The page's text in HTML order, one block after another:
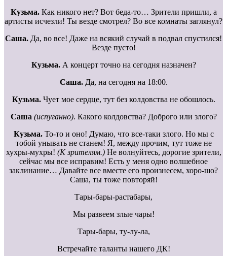
Кузьма. Как никого нет? Вот беда-то… Зрители пришли, а
артисты исчезли! Ты везде смотрел? Во все комнаты заглянул?
Саша. Да, во все! Даже на всякий случай в подвал спустился!
Везде пусто!
Кузьма. А концерт точно на сегодня назначен?
Саша. Да, на сегодня на 18:00.
Кузьма. Чует мое сердце, тут без колдовства не обошлось.
Саша (испуганно). Какого колдовства? Доброго или злого?
Кузьма. То-то и оно! Думаю, что все-таки злого. Но мы с
тобой унывать не станем! Я, между прочим, тут тоже не
хухры-мухры! (К зрителям.)Не волнуйтесь, дорогие зрители,
сейчас мы все исправим! Есть у меня одно волшебное
заклинание… Давайте все вместе его произнесем, хоро-шо?
Саша, ты тоже повторяй!
Тары-бары-растабары,
Мы развеем злые чары!
Тары-бары, ту-лу-ла,
Встречайте таланты нашего ДК!